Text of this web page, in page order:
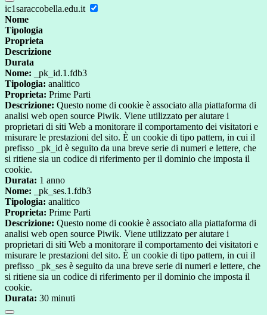
ic1saraccobella.edu.it
Nome
Tipologia
Proprieta
Descrizione
Durata
Nome: _pk_id.1.fdb3
Tipologia: analitico
Proprieta: Prime Parti
Descrizione: Questo nome di cookie è associato alla piattaforma di
analisi web open source Piwik. Viene utilizzato per aiutare i
proprietari di siti Web a monitorare il comportamento dei visitatori e
misurare le prestazioni del sito. È un cookie di tipo pattern, in cui il
prefisso _pk_id è seguito da una breve serie di numeri e lettere, che
si ritiene sia un codice di riferimento per il dominio che imposta il
cookie.
Durata: 1 anno
Nome: _pk_ses.1.fdb3
Tipologia: analitico
Proprieta: Prime Parti
Descrizione: Questo nome di cookie è associato alla piattaforma di
analisi web open source Piwik. Viene utilizzato per aiutare i
proprietari di siti Web a monitorare il comportamento dei visitatori e
misurare le prestazioni del sito. È un cookie di tipo pattern, in cui il
prefisso _pk_ses è seguito da una breve serie di numeri e lettere, che
si ritiene sia un codice di riferimento per il dominio che imposta il
cookie.
Durata: 30 minuti